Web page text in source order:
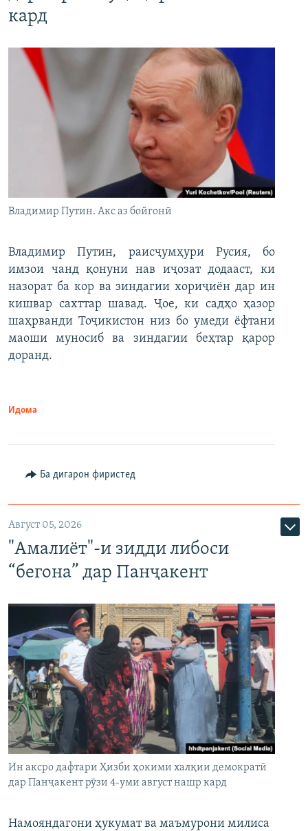
кард
Владимир Путин. Акс аз бойгонӣ
Владимир Путин, раисҷумҳури Русия, бо
имзои чанд қонуни нав иҷозат додааст, ки
назорат ба кор ва зиндагии хориҷиён дар ин
кишвар сахттар шавад. Ҷое, ки садҳо ҳазор
шаҳрванди Тоҷикистон низ бо умеди ёфтани
маоши муносиб ва зиндагии беҳтар қарор
доранд.
Идома
Ба дигарон фиристед
Август 05, 2026
"Амалиёт"-и зидди либоси
“бегона” дар Панҷакент
Ин аксро дафтари Ҳизби ҳокими халқии демократӣ
дар Панҷакент рӯзи 4-уми август нашр кард
Намояндагони ҳукумат ва маъмурони милиса